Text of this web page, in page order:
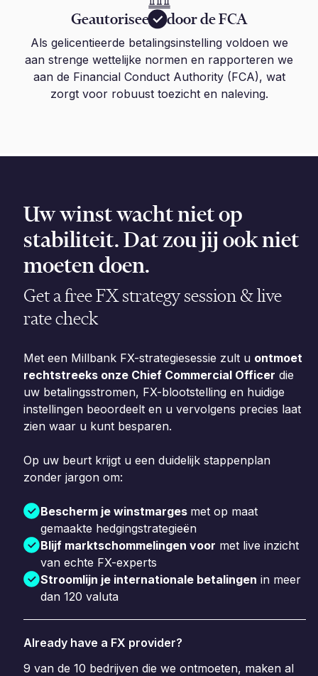
Geautoriseerd door de FCA
Als gelicentieerde betalingsinstelling voldoen we
aan strenge wettelijke normen en rapporteren we
aan de Financial Conduct Authority (FCA), wat
zorgt voor robuust toezicht en naleving.
Uw winst wacht niet op
stabiliteit. Dat zou jij ook niet
moeten doen.
Get a free FX strategy session & live
rate check
Met een Millbank FX-strategiesessie zult u ontmoet
rechtstreeks onze Chief Commercial Officer die
uw betalingsstromen, FX-blootstelling en huidige
instellingen beoordeelt en u vervolgens precies laat
zien waar u kunt besparen.
Op uw beurt krijgt u een duidelijk stappenplan
zonder jargon om:
Bescherm je winstmarges met op maat
gemaakte hedgingstrategieën
Blijf marktschommelingen voor met live inzicht
van echte FX-experts
Stroomlijn je internationale betalingen in meer
dan 120 valuta
Already have a FX provider?
9 van de 10 bedrijven die we ontmoeten, maken al